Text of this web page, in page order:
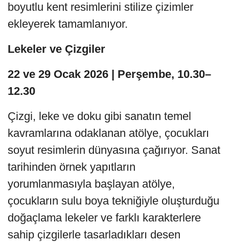
boyutlu kent resimlerini stilize çizimler
ekleyerek tamamlanıyor.
Lekeler ve Çizgiler
22 ve 29 Ocak 2026 | Perşembe, 10.30–
12.30
Çizgi, leke ve doku gibi sanatın temel
kavramlarına odaklanan atölye, çocukları
soyut resimlerin dünyasına çağırıyor. Sanat
tarihinden örnek yapıtların
yorumlanmasıyla başlayan atölye,
çocukların sulu boya tekniğiyle oluşturduğu
doğaçlama lekeler ve farklı karakterlere
sahip çizgilerle tasarladıkları desen